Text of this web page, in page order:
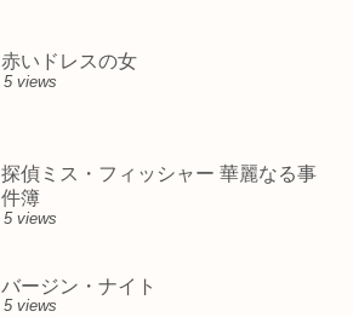
赤いドレスの女
5 views
探偵ミス・フィッシャー 華麗なる事
件簿
5 views
バージン・ナイト
5 views